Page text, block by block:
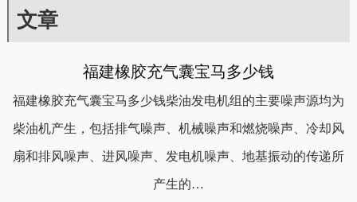
文章
福建橡胶充气囊宝马多少钱
福建橡胶充气囊宝马多少钱柴油发电机组的主要噪声源均为
柴油机产生，包括排气噪声、机械噪声和燃烧噪声、冷却风
扇和排风噪声、进风噪声、发电机噪声、地基振动的传递所
产生的…